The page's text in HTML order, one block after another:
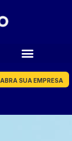
ABRA SUA EMPRESA